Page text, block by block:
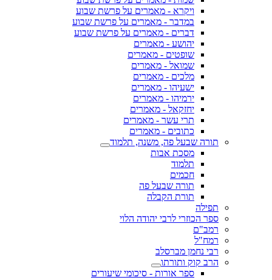
ויקרא - מאמרים על פרשת שבוע
במדבר - מאמרים על פרשת שבוע
דברים - מאמרים על פרשת שבוע
יהושע - מאמרים
שופטים - מאמרים
שמואל - מאמרים
מלכים - מאמרים
ישעיהו - מאמרים
ירמיהו - מאמרים
יחזקאל - מאמרים
תרי עשר - מאמרים
כתובים - מאמרים
תורה שבעל פה, משנה, תלמוד
מסכת אבות
תלמוד
חכמים
תורה שבעל פה
תורת הקבלה
תפילה
ספר הכוזרי לרבי יהודה הלוי
רמב"ם
רמח"ל
רבי נחמן מברסלב
הרב קוק ותורתו
ספר אורות - סיכומי שיעורים